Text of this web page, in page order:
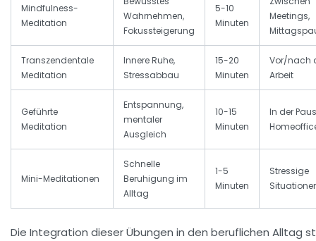
Mindfulness-
Meditation
Wahrnehmen,
Fokussteigerung
5-10
Minuten
Meetings,
Transzendentale
Meditation
Innere Ruhe,
Stressabbau
15-20
Minuten
Vor/nach
Arbeit
Geführte
Meditation
Entspannung,
mentaler
Ausgleich
10-15
Minuten
In der
Mini-Meditationen
Schnelle
Beruhigung im
Alltag
1-5
Minuten
Stressige
Die Integration dieser Übungen in den beruflichen Alltag